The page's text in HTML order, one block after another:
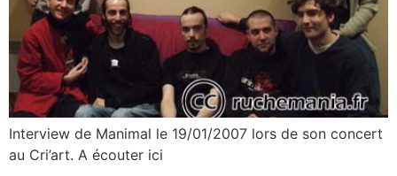
Interview de Manimal le 19/01/2007 lors de son concert
au Cri’art. A écouter ici